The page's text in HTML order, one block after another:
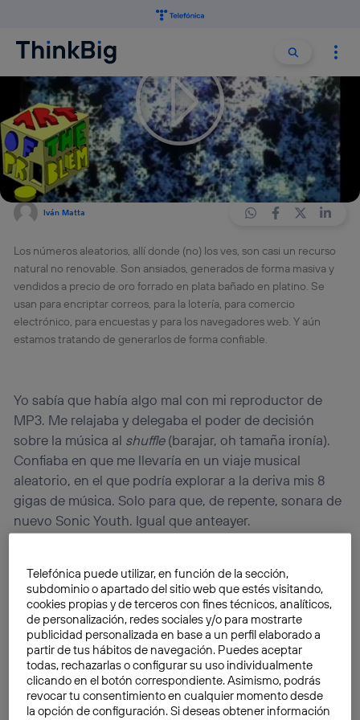
Buscar
Hace 13 años CIENCIA MOVISTAR NEXT
SCI-TECH
3 min
Mi reino por l0s núm3r0s
aleat0r10s
Iván Matta
Los números aleatorios, allí donde (no) los ves, son casi un recurso
natural no renovable. Son ansiados, generados de forma masiva y
vendidos a precio de oro forrado en plata bañado en platino. Se
usan para encriptar correos, para la lotería, para comercio
electrónico, para encuestas y para los navegadores web. Y aún
estamos tratando de generarlos de forma confiable.
Yo sabía que había algo mal con mi reproductor de
MP3. Me relajaba y delegaba el poder de decisión
sobre la música al shuffle(barajar, oh tamaña ironía).
Confiaba en que me llevaría en un viaje musical
aleatorio, en el que podría explorar a la deriva mis 8
gigas de música. Solo para que, de repente, sonara de
nuevo Sonic Youth. Igual que anteayer.
Telefónica puede utilizar, en función de la sección,
subdominio o apartado del sitio web que estés visitando,
cookies propias y de terceros con fines técnicos, analíticos,
de personalización, redes sociales y/o para mostrarte
publicidad personalizada en base a un perfil elaborado a
partir de tus hábitos de navegación. Puedes aceptar
todas, rechazarlas o configurar su uso individualmente
clicando en el botón correspondiente. Asimismo, podrás
revocar tu consentimiento en cualquier momento desde
la opción de configuración. Si deseas obtener información